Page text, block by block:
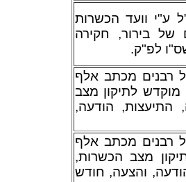
ע"י וועד הכשרות
של בירור, חקירה
לפ"ק.
רבנים מכתב אלף
לתיקון מצב
התיעצות, הודעה,
רבנים מכתב אלף
מצב הכשרות,
והצעה, חודש